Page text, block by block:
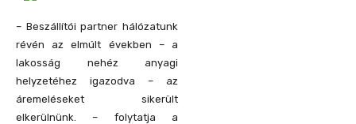
– Beszállítói partner hálózatunk
révén az elmúlt években – a
lakosság nehéz anyagi
helyzetéhez igazodva – az
áremeléseket sikerült
elkerülnünk. – folytatja a